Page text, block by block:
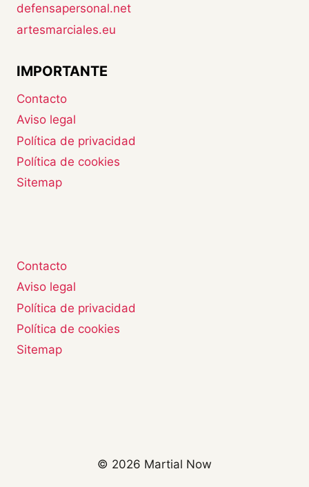
defensapersonal.net
artesmarciales.eu
IMPORTANTE
Contacto
Aviso legal
Política de privacidad
Política de cookies
Sitemap
Contacto
Aviso legal
Política de privacidad
Política de cookies
Sitemap
© 2026 Martial Now